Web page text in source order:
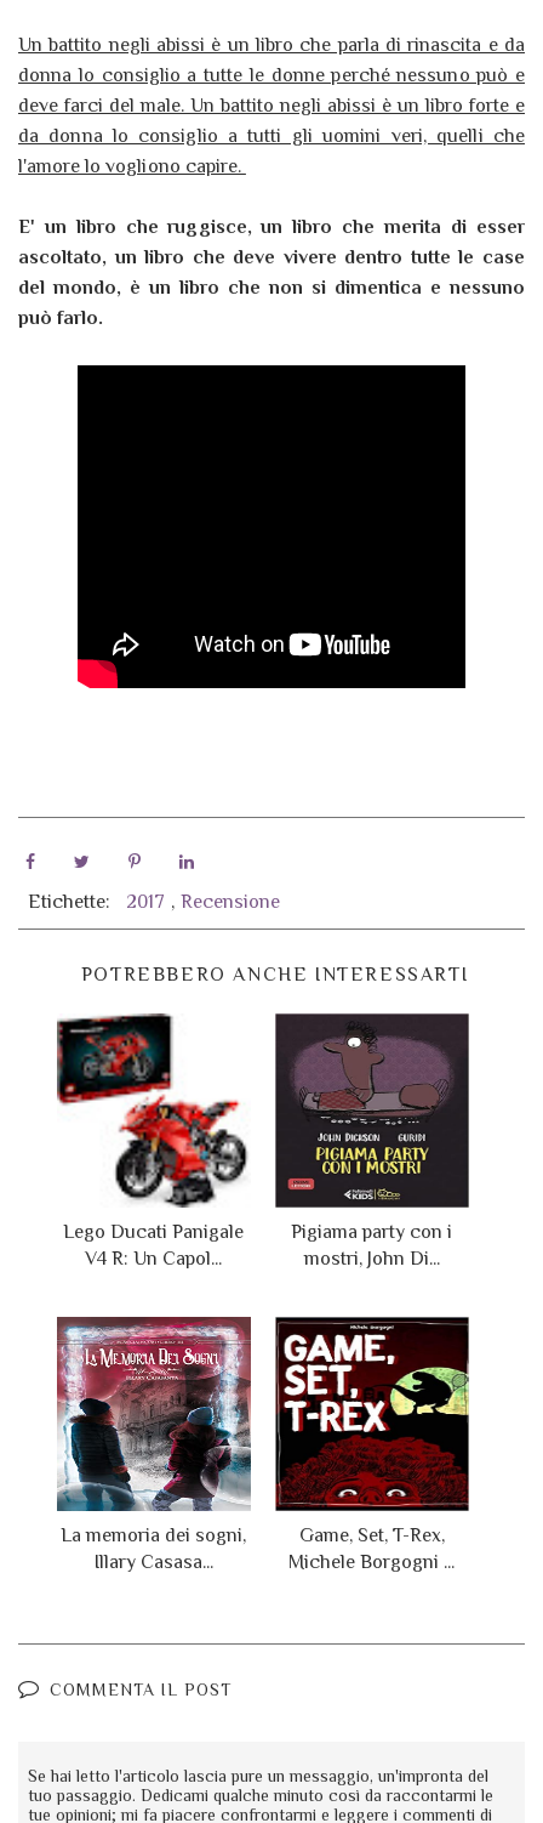
Un battito negli abissi è un libro che parla di rinascita e da
donna lo consiglio a tutte le donne perché nessuno può e
deve farci del male. Un battito negli abissi è un libro forte e
da donna lo consiglio a tutti gli uomini veri, quelli che
l'amore lo vogliono capire.
E' un libro che ruggisce, un libro che merita di esser
ascoltato, un libro che deve vivere dentro tutte le case
del mondo, è un libro che non si dimentica e nessuno
può farlo.
Etichette: 2017 , Recensione
POTREBBERO ANCHE INTERESSARTI
Lego Ducati Panigale
V4 R: Un Capol...
Pigiama party con i
mostri, John Di...
La memoria dei sogni,
Illary Casasa...
Game, Set, T-Rex,
Michele Borgogni ...
COMMENTA IL POST
Se hai letto l'articolo lascia pure un messaggio, un'impronta del
tuo passaggio. Dedicami qualche minuto così da raccontarmi le
tue opinioni; mi fa piacere confrontarmi e leggere i commenti di